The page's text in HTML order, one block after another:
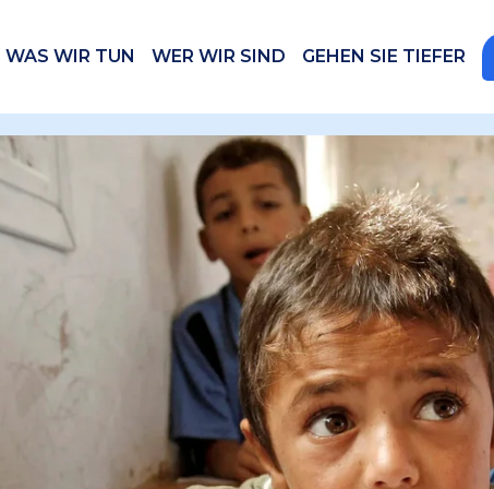
WAS WIR TUN WER WIR SIND GEHEN SIE TIEFER